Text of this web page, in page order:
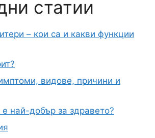
статии
– кои са и какви функции
видове, причини и
най-добър за здравето?